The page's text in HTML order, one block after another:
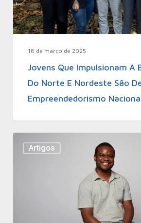
18 de março de 2025
Jovens Que Impulsionam A
Do Norte E Nordeste São
Empreendedorismo
Artigos